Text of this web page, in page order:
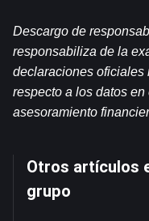
Descargo de
responsabiliza de la
declaraciones oficiales
respecto a los datos
asesoramiento
Otros artículos
grupo